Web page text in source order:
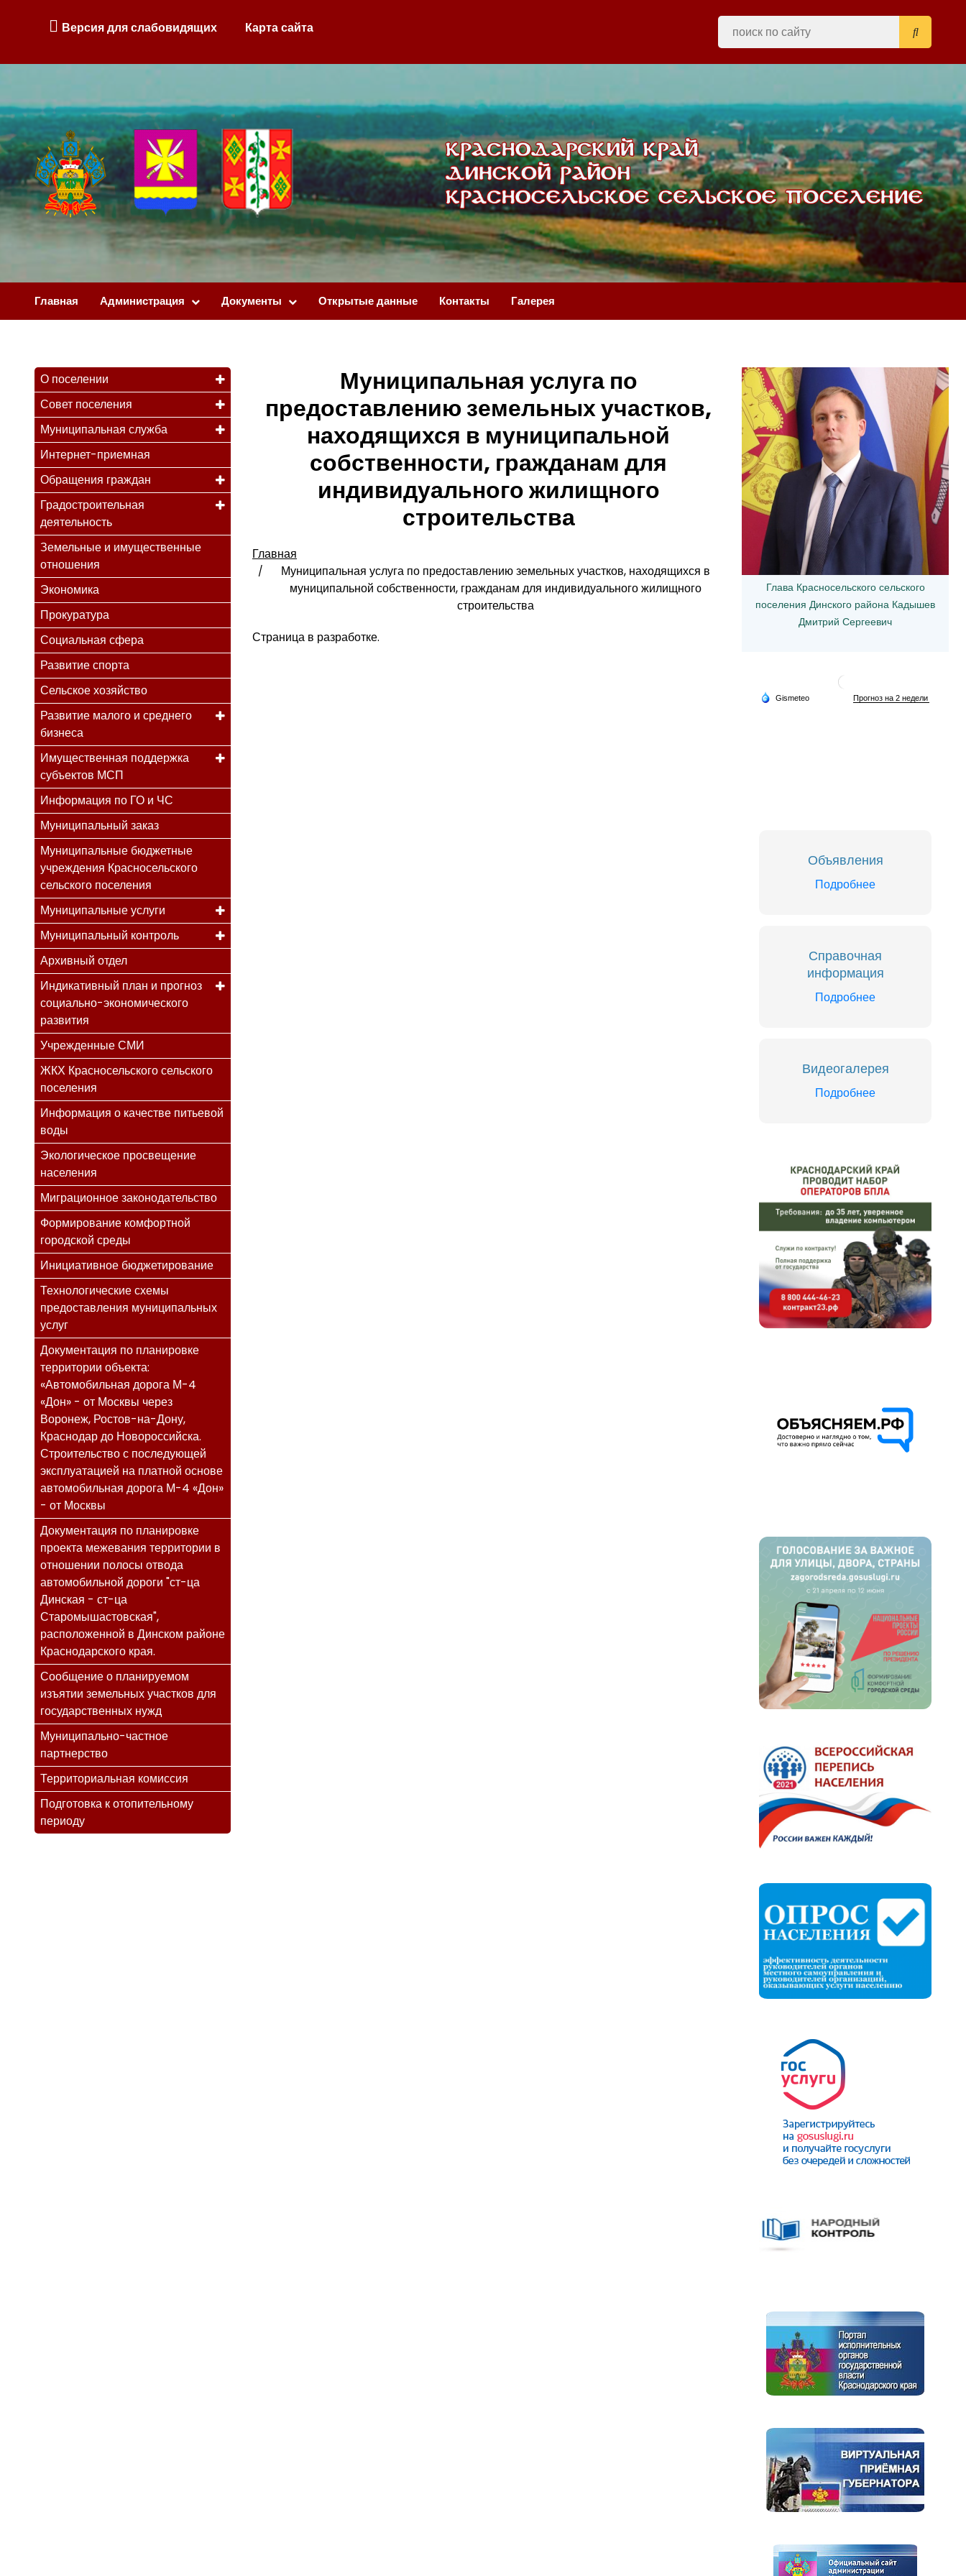
Версия для слабовидящих Карта сайта
Главная Администрация Документы Открытые данные Контакты Галерея
О поселении
Совет поселения
Муниципальная служба
Интернет-приемная
Обращения граждан
Градостроительная
деятельность
Земельные и имущественные
отношения
Экономика
Прокуратура
Социальная сфера
Развитие спорта
Сельское хозяйство
Развитие малого и среднего
бизнеса
Имущественная поддержка
субъектов МСП
Информация по ГО и ЧС
Муниципальный заказ
Муниципальные бюджетные
учреждения Красносельского
сельского поселения
Муниципальные услуги
Муниципальный контроль
Архивный отдел
Индикативный план и прогноз
социально-экономического
развития
Учрежденные СМИ
ЖКХ Красносельского сельского
поселения
Информация о качестве питьевой
воды
Экологическое просвещение
населения
Миграционное законодательство
Формирование комфортной
городской среды
Инициативное бюджетирование
Технологические схемы
предоставления муниципальных
услуг
Документация по планировке
территории объекта:
«Автомобильная дорога М-4
«Дон» - от Москвы через
Воронеж, Ростов-на-Дону,
Краснодар до Новороссийска.
Строительство с последующей
эксплуатацией на платной основе
автомобильная дорога М-4 «Дон»
- от Москвы
Документация по планировке
проекта межевания территории в
отношении полосы отвода
автомобильной дороги "ст-ца
Динская - ст-ца
Старомышастовская",
расположенной в Динском районе
Краснодарского края.
Сообщение о планируемом
изъятии земельных участков для
государственных нужд
Муниципально-частное
партнерство
Территориальная комиссия
Подготовка к отопительному
периоду
Муниципальная услуга по
предоставлению земельных участков,
находящихся в муниципальной
собственности, гражданам для
индивидуального жилищного
строительства
Главная
Муниципальная услуга по предоставлению земельных участков, находящихся в
муниципальной собственности, гражданам для индивидуального жилищного
строительства
Страница в разработке.
Глава Красносельского сельского
поселения Динского района Кадышев
Дмитрий Сергеевич
Объявления
Подробнее
Справочная
информация
Подробнее
Видеогалерея
Подробнее